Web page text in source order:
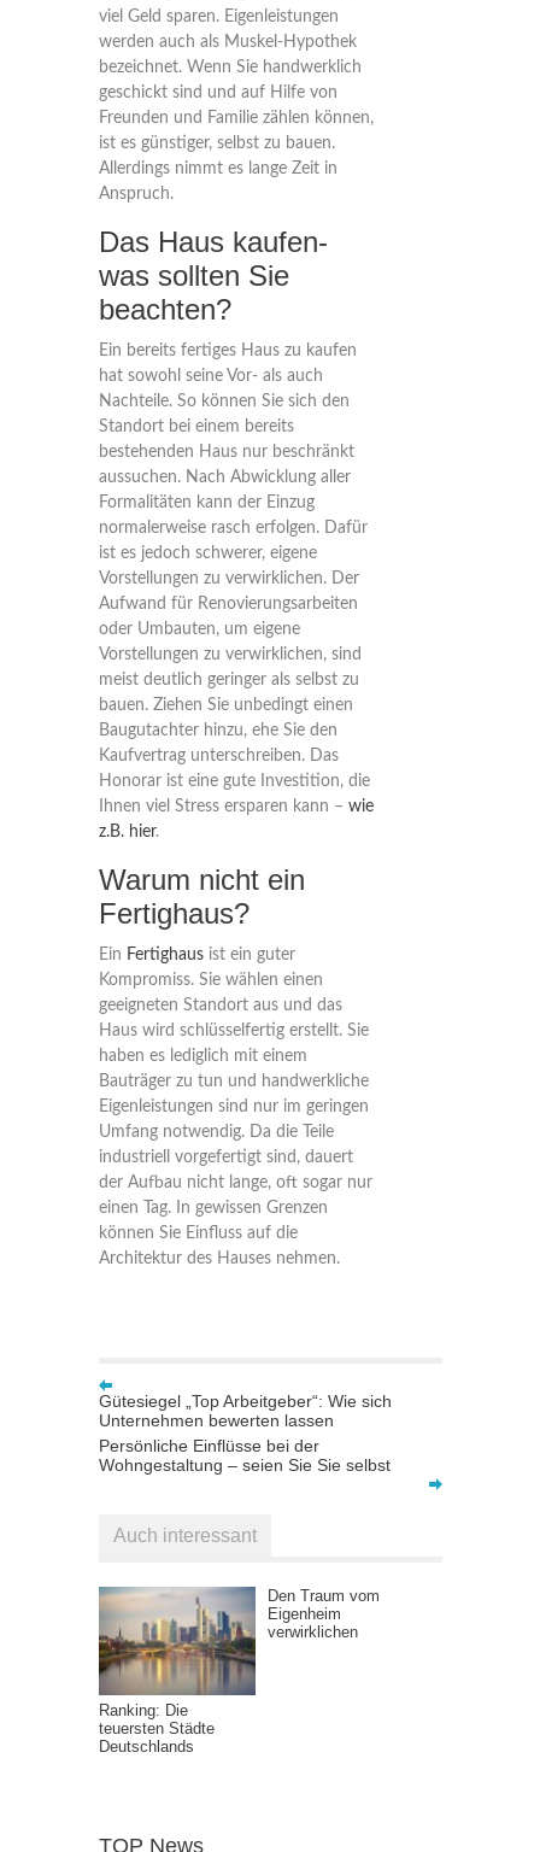
viel Geld sparen. Eigenleistungen
werden auch als Muskel-Hypothek
bezeichnet. Wenn Sie handwerklich
geschickt sind und auf Hilfe von
Freunden und Familie zählen können,
ist es günstiger, selbst zu bauen.
Allerdings nimmt es lange Zeit in
Anspruch.
Das Haus kaufen-
was sollten Sie
beachten?
Ein bereits fertiges Haus zu kaufen
hat sowohl seine Vor- als auch
Nachteile. So können Sie sich den
Standort bei einem bereits
bestehenden Haus nur beschränkt
aussuchen. Nach Abwicklung aller
Formalitäten kann der Einzug
normalerweise rasch erfolgen. Dafür
ist es jedoch schwerer, eigene
Vorstellungen zu verwirklichen. Der
Aufwand für Renovierungsarbeiten
oder Umbauten, um eigene
Vorstellungen zu verwirklichen, sind
meist deutlich geringer als selbst zu
bauen. Ziehen Sie unbedingt einen
Baugutachter hinzu, ehe Sie den
Kaufvertrag unterschreiben. Das
Honorar ist eine gute Investition, die
Ihnen viel Stress ersparen kann – wie
z.B. hier.
Warum nicht ein
Fertighaus?
Ein Fertighausist ein guter
Kompromiss. Sie wählen einen
geeigneten Standort aus und das
Haus wird schlüsselfertig erstellt. Sie
haben es lediglich mit einem
Bauträger zu tun und handwerkliche
Eigenleistungen sind nur im geringen
Umfang notwendig. Da die Teile
industriell vorgefertigt sind, dauert
der Aufbau nicht lange, oft sogar nur
einen Tag. In gewissen Grenzen
können Sie Einfluss auf die
Architektur des Hauses nehmen.
Gütesiegel „Top Arbeitgeber“: Wie sich
Unternehmen bewerten lassen
Persönliche Einflüsse bei der
Wohngestaltung – seien Sie Sie selbst
Auch interessant
Ranking: Die
teuersten Städte
Deutschlands
Den Traum vom
Eigenheim
verwirklichen
TOP News